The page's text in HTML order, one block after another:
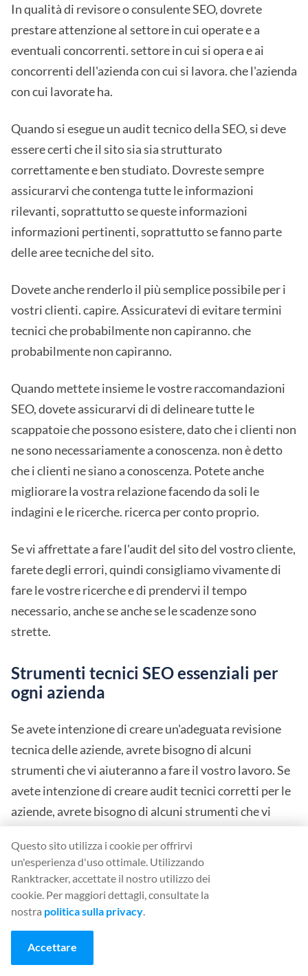
In qualità di revisore o consulente SEO, dovrete
prestare attenzione al settore in cui operate e a
eventuali concorrenti. settore in cui si opera e ai
concorrenti dell'azienda con cui si lavora. che l'azienda
con cui lavorate ha.
Quando si esegue un audit tecnico della SEO, si deve
essere certi che il sito sia sia strutturato
correttamente e ben studiato. Dovreste sempre
assicurarvi che contenga tutte le informazioni
rilevanti, soprattutto se queste informazioni
informazioni pertinenti, soprattutto se fanno parte
delle aree tecniche del sito.
Dovete anche renderlo il più semplice possibile per i
vostri clienti. capire. Assicuratevi di evitare termini
tecnici che probabilmente non capiranno. che
probabilmente non capiranno.
Quando mettete insieme le vostre raccomandazioni
SEO, dovete assicurarvi di di delineare tutte le
scappatoie che possono esistere, dato che i clienti non
ne sono necessariamente a conoscenza. non è detto
che i clienti ne siano a conoscenza. Potete anche
migliorare la vostra relazione facendo da soli le
indagini e le ricerche. ricerca per conto proprio.
Se vi affrettate a fare l'audit del sito del vostro cliente,
farete degli errori, quindi consigliamo vivamente di
fare le vostre ricerche e di prendervi il tempo
necessario, anche se anche se le scadenze sono
strette.
Strumenti tecnici SEO essenziali per
ogni azienda
Se avete intenzione di creare un'adeguata revisione
tecnica delle aziende, avrete bisogno di alcuni
strumenti che vi aiuteranno a fare il vostro lavoro. Se
avete intenzione di creare audit tecnici corretti per le
aziende, avrete bisogno di alcuni strumenti che vi
efficacemente. In questa parte della nostra guida,
daremo un'occhiata a alcuni degli strumenti più
importanti che si possono implementare per rendere
il lavoro più agevole.
Naturalmente, se siete alla ricerca di uno strumento
Questo sito utilizza i cookie per offrirvi
un'esperienza d'uso ottimale. Utilizzando
Ranktracker, accettate il nostro utilizzo dei
cookie. Per maggiori dettagli, consultate la
nostra politica sulla privacy.
Accettare